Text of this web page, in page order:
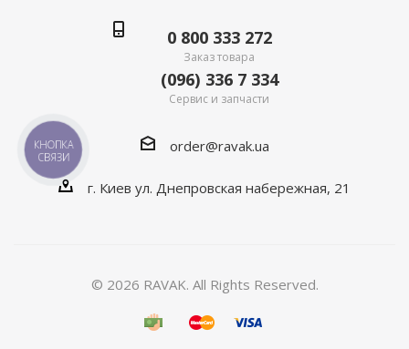
0 800 333 272
Заказ товара
(096) 336 7 334
Сервис и запчасти
order@ravak.ua
г. Киев ул. Днепровская набережная, 21
© 2026 RAVAK. All Rights Reserved.
КНОПКА
СВЯЗИ